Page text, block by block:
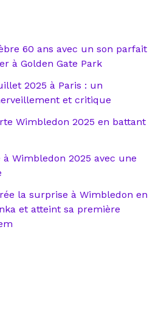
60 ans avec un son parfait
à Golden Gate Park
2025 à Paris : un
et critique
Wimbledon 2025 en battant
Wimbledon 2025 avec une
la surprise à Wimbledon en
et atteint sa première